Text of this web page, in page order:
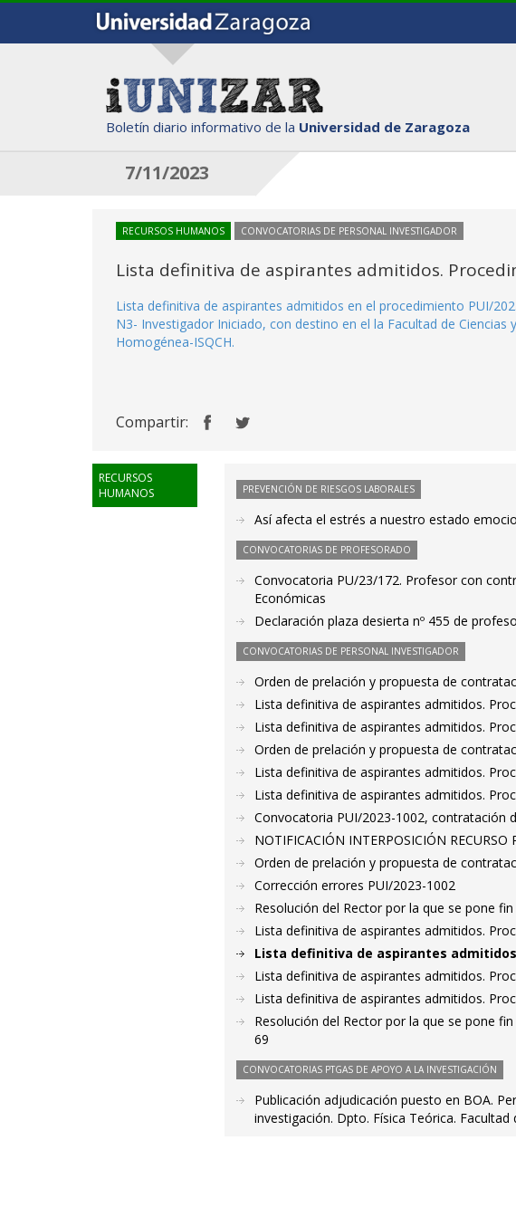
Boletín diario informativo de la Universidad de Zaragoza
7/11/2023
RECURSOS HUMANOS CONVOCATORIAS DE PERSONAL INVESTIGADOR
Lista definitiva de aspirantes admitidos.
Lista definitiva de aspirantes admitidos en el procedimiento PUI/
N3- Investigador Iniciado, con destino en el la Facultad de Ciencias
Homogénea-ISQCH.
Compartir:
RECURSOS
HUMANOS
PREVENCIÓN DE RIESGOS LABORALES
Así afecta el estrés a nuestro estado
CONVOCATORIAS DE PROFESORADO
Convocatoria PU/23/172. Profesor con
Económicas
Declaración plaza desierta nº 455 de
CONVOCATORIAS DE PERSONAL INVESTIGADOR
Orden de prelación y propuesta de
Lista definitiva de aspirantes admitidos.
Lista definitiva de aspirantes admitidos.
Orden de prelación y propuesta de
Lista definitiva de aspirantes admitidos.
Lista definitiva de aspirantes admitidos.
Convocatoria PUI/2023-1002, contratación
NOTIFICACIÓN INTERPOSICIÓN RECURSO
Orden de prelación y propuesta de
Corrección errores PUI/2023-1002
Resolución del Rector por la que se pone
Lista definitiva de aspirantes admitidos.
Lista definitiva de aspirantes
Lista definitiva de aspirantes admitidos.
Lista definitiva de aspirantes admitidos.
Resolución del Rector por la que se pone
69
CONVOCATORIAS PTGAS DE APOYO A LA INVESTIGACIÓN
Publicación adjudicación puesto en BOA.
investigación. Dpto. Física Teórica. Facultad